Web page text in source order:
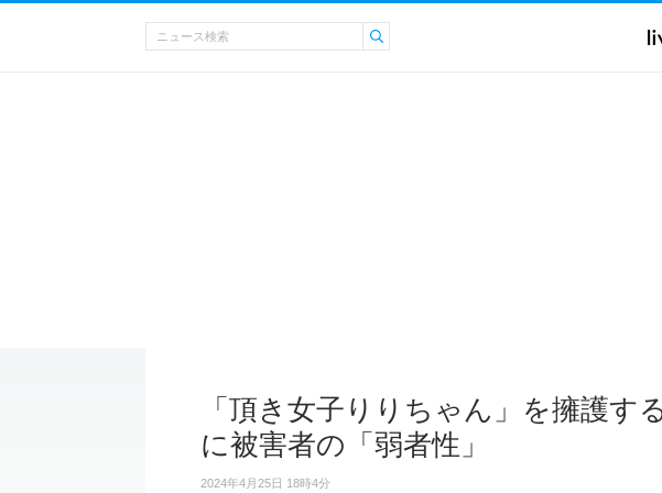
「頂き女子りりちゃん」を擁護す
に被害者の「弱者性」
2024年4月25日 18時4分